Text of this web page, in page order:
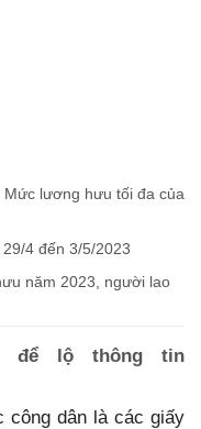
lương hưu tối đa của
4 đến 3/5/2023
năm 2023, người lao
để lộ thông tin
công dân là các giấy